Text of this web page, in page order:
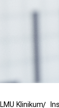
Klinikum